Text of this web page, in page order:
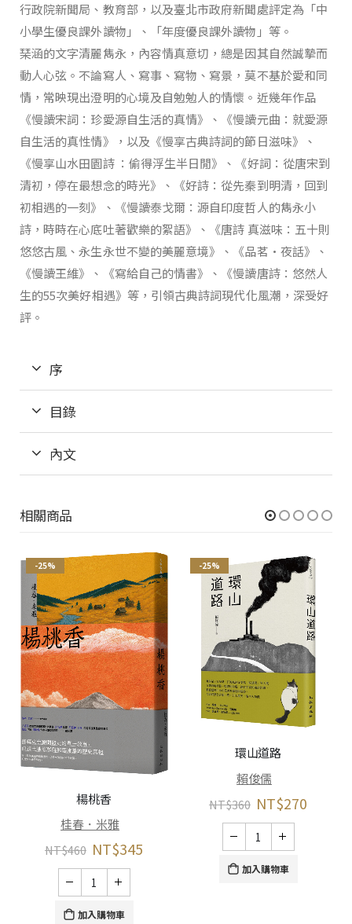
行政院新聞局、教育部，以及臺北市政府新聞處評定為「中
小學生優良課外讀物」、「年度優良課外讀物」等。
琹涵的文字清麗雋永，內容情真意切，總是因其自然誠摯而
動人心弦。不論寫人、寫事、寫物、寫景，莫不基於愛和同
情，常映現出澄明的心境及自勉勉人的情懷。近幾年作品
《慢讀宋詞：珍愛源自生活的真情》、《慢讀元曲：就愛源
自生活的真性情》，以及《慢享古典詩詞的節日滋味》、
《慢享山水田園詩 ：偷得浮生半日閒》、《好詞：從唐宋到
清初，停在最想念的時光》、《好詩：從先秦到明清，回到
初相遇的一刻》、《慢讀泰戈爾：源自印度哲人的雋永小
詩，時時在心底吐著歡樂的絮語》、《唐詩 真滋味：五十則
悠悠古風、永生永世不變的美麗意境》、《品茗•夜話》、
《慢讀王維》、《寫給自己的情書》、《慢讀唐詩：悠然人
生的55次美好相遇》等，引領古典詩詞現代化風潮，深受好
評。
序
目錄
內文
相關商品
-25%
楊桃香
桂春．米雅
NT$460 NT$345
加入購物車
-25%
環山道路
賴俊儒
NT$360 NT$270
加入購物車